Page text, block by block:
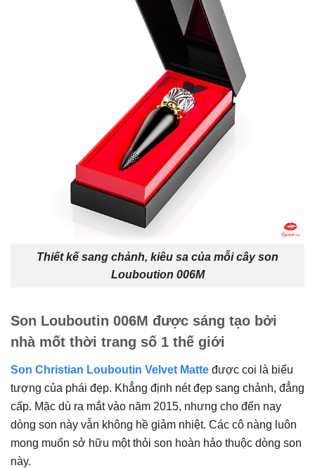
Thiết kế sang chảnh, kiêu sa của mỗi cây son
Louboution 006M
Son Louboutin 006M được sáng tạo bởi
nhà mốt thời trang số 1 thế giới
Son Christian Louboutin Velvet Matte được coi là biểu
tượng của phái đẹp. Khẳng định nét đẹp sang chảnh, đẳng
cấp. Mặc dù ra mắt vào năm 2015, nhưng cho đến nay
dòng son này vẫn không hề giảm nhiệt. Các cô nàng luôn
mong muốn sở hữu một thỏi son hoàn hảo thuộc dòng son
này.